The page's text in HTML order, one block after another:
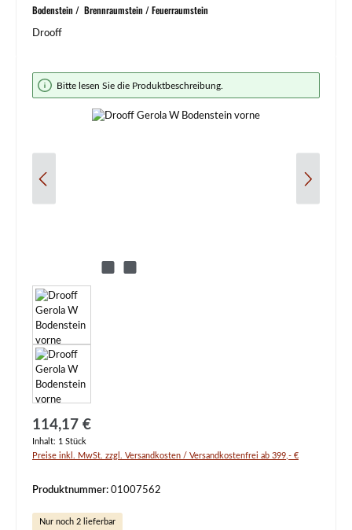
Bodenstein / Brennraumstein / Feuerraumstein
Drooff
Bildergalerie überspringen
Bitte lesen Sie die Produktbeschreibung.
Regulärer Preis:
114,17 €
Inhalt: 1 Stück
Preise inkl. MwSt. zzgl. Versandkosten / Versandkostenfrei ab 399,- €
Produktnummer: 01007562
Nur noch 2 lieferbar